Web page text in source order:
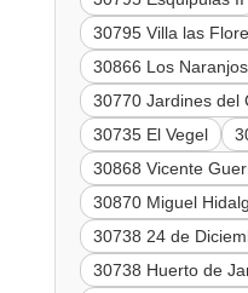
30795 Villa las
30866 Los Naranjos
30770 Jardines del
30735 El Vegel
30868 Vicente
30870 Miguel
30738 24 de
30738 Huerto de